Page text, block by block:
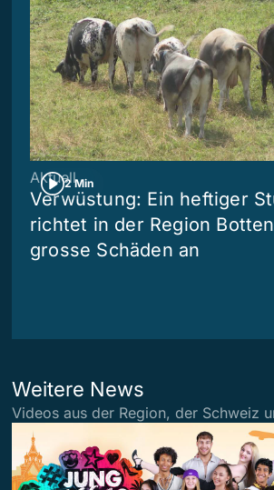
2 Min
Aktuell
Verwüstung: Ein heftiger
richtet in der Region
grosse Schäden an
Weitere News
Videos aus der Region, der Schweiz